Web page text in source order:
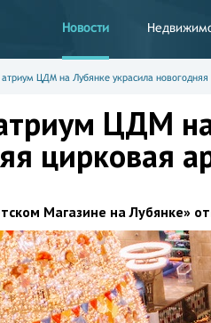
Новости
ЦДМ на Лубянке украсила новогодняя
ЦДМ
цирковая
Магазине на Лубянке»